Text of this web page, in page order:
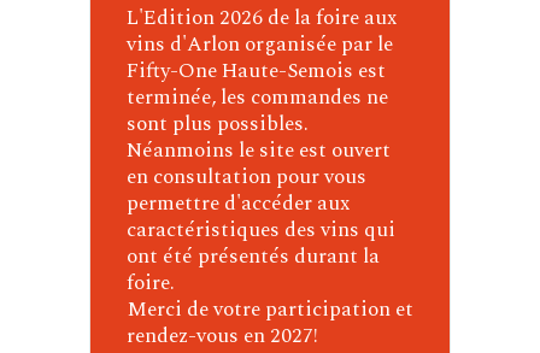
L'Edition 2026 de la foire aux
vins d'Arlon organisée par le
Fifty-One Haute-Semois est
terminée, les commandes ne
sont plus possibles.
Néanmoins le site est ouvert
en consultation pour vous
permettre d'accéder aux
caractéristiques des vins qui
ont été présentés durant la
foire.
Merci de votre participation et
rendez-vous en 2027!